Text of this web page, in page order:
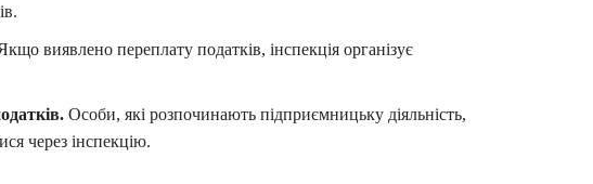
виявлено переплату податків, інспекція організує
Особи, які розпочинають підприємницьку діяльність,
через інспекцію.